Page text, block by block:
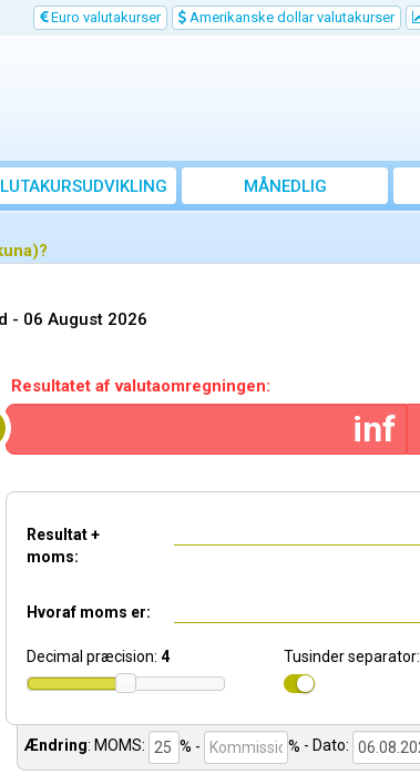
Euro valutakurser Amerikanske dollar valutakurser
MÅNEDLIG
GENNEMSNITSKURS
- 06 August 2026
Resultatet af valutaomregningen:
Resultat +
moms:
Hvoraf moms er:
Decimal præcision: 4 Tusinder separator:
Ændring: MOMS: % - % - Dato: